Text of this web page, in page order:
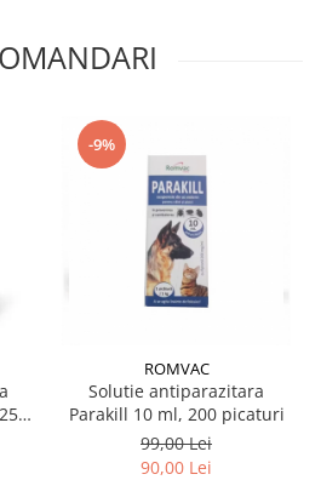
-9%
ROMVAC
Solutie antiparazitara
Parakill 10 ml, 200 picaturi
99,00 Lei
90,00 Lei